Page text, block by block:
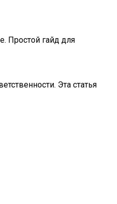
Простой гайд для
Эта статья